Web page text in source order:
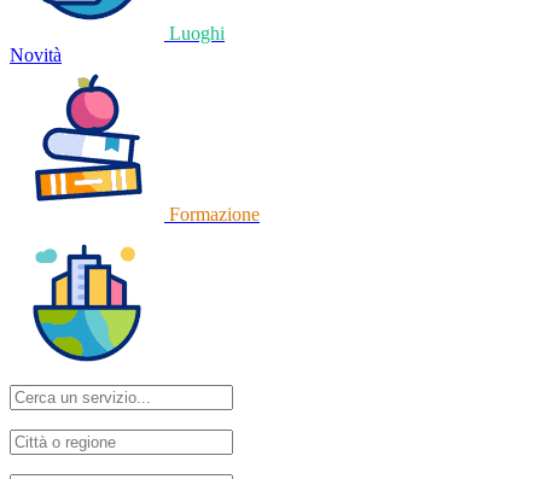
Luoghi
Novità
Formazione